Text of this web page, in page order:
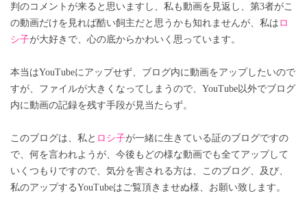
判のコメントが来ると思いますし、私も動画を見返し、第3者がこ
の動画だけを見れば酷い飼主だと思うかも知れませんが、私は ロ
シ子が大好きで、心の底からかわいく思っています。
本当はYouTubeにアップせず、ブログ内に動画をアップしたいので
すが、ファイルが大きくなってしまうので、YouTube以外でブログ
内に動画の記録を残す手段が見当たらず。
このブログは、私と ロシ子が一緒に生きている証のブログですの
で、何を言われようが、今後もどの様な動画でも全てアップして
いくつもりですので、気分を害される方は、このブログ、及び、
私のアップするYouTubeはご覧頂きませぬ様、お願い致します。